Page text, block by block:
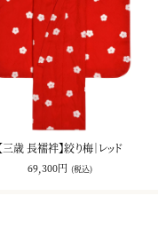
三歳 長襦袢】絞り梅｜レッド
69,300円 (税込)